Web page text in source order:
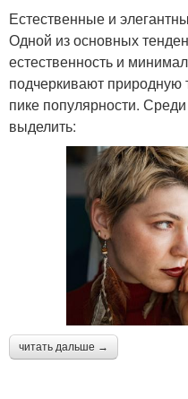
Естественные и
Одной из основных
естественность и
подчеркивают природную
пике популярности.
выделить:
читать дальше →